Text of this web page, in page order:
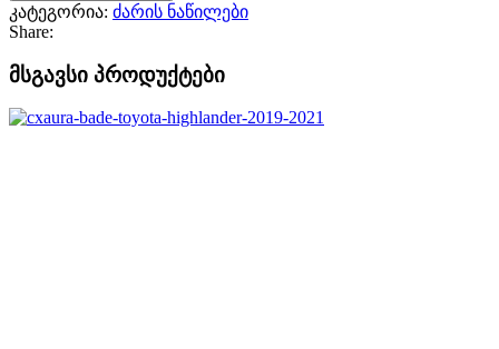
კატეგორია: ძარის ნაწილები
Share:
მსგავსი პროდუქტები